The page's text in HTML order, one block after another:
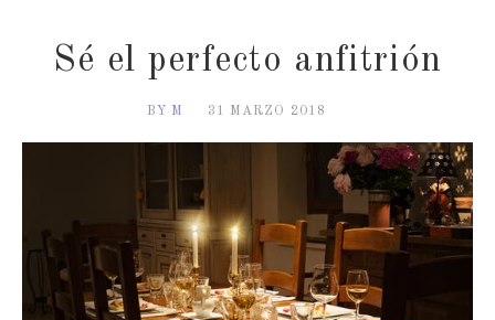
Sé el perfecto anfitrión
BY M 31 MARZO 2018